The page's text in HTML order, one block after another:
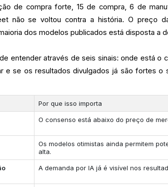
de compra forte, 15 de compra, 6 de
não se voltou contra a história. O preço
dos modelos publicados está disposta a
entender através de seis sinais: onde está o
e se os resultados divulgados já são fortes o
Por que isso importa
O consenso está abaixo do preço de
Os modelos otimistas ainda permitem
alta.
A demanda por IA já é visível nos